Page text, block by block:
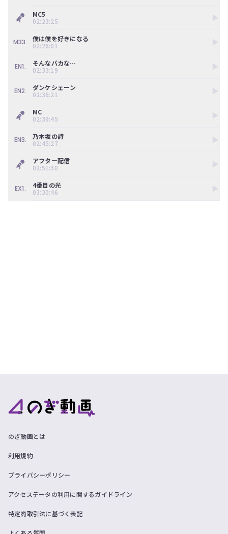
MC5
02:23:25
M33.
僕は僕を好きになる
02:26:01
EN1.
そんなバカな…
02:33:19
EN2.
ダンケシェーン
02:36:21
MC
02:39:45
EN3.
乃木坂の詩
02:45:27
アフター配信
02:51:30
EX1.
4番目の光
03:30:46
のぎ動画とは
利用規約
プライバシーポリシー
アクセスデータの利用に関するガイドライン
特定商取引法に基づく表記